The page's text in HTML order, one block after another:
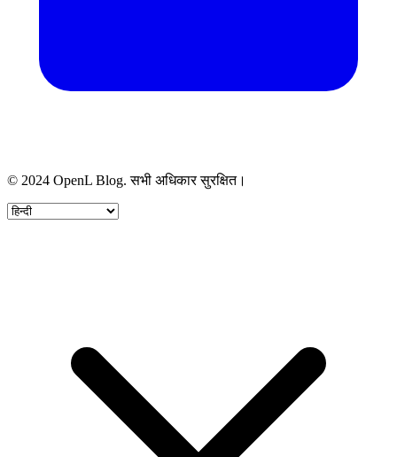
© 2024 OpenL Blog. सभी अधिकार सुरक्षित।